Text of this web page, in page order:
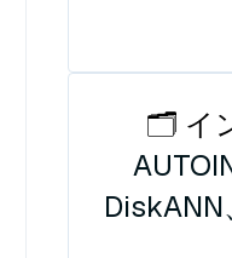
🗂️ イ
DiskANN